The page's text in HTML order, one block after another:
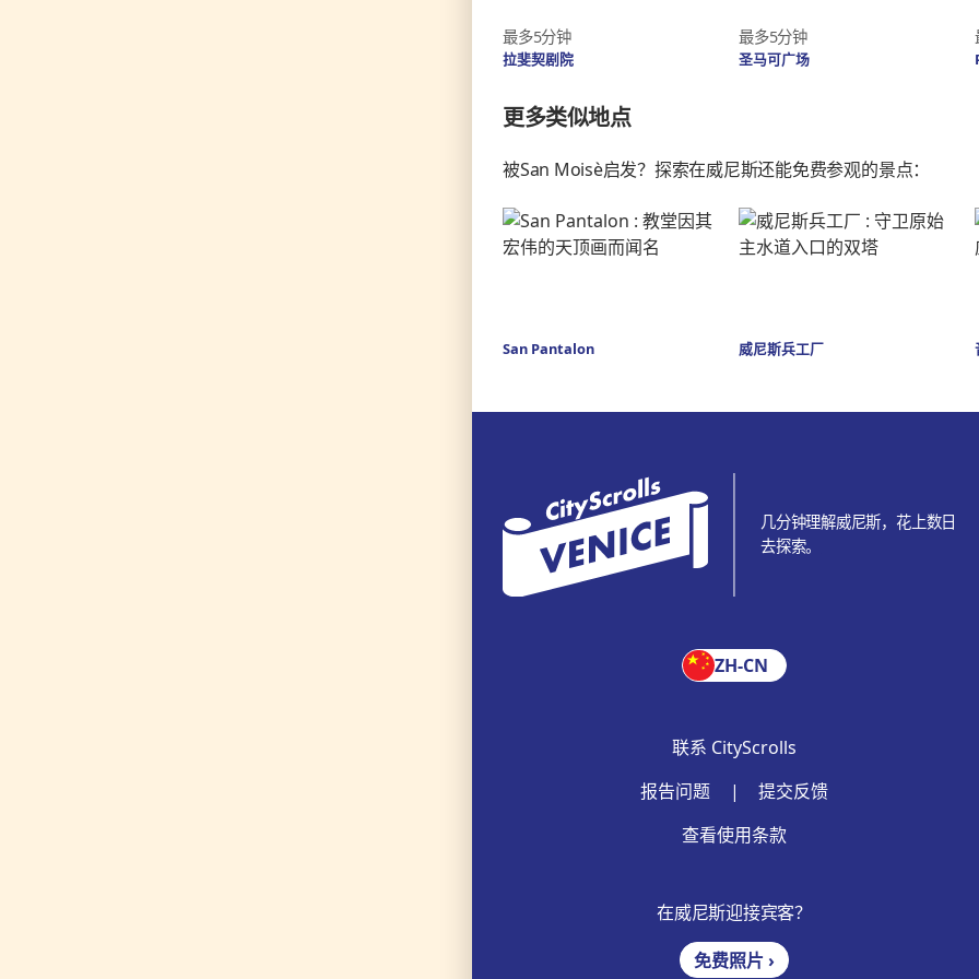
最多5分钟
拉斐契剧院
最多5分钟
圣马可广场
更多类似地点
被San Moisè启发？探索在威尼斯还能免费参观的景点：
San Pantalon 威尼斯兵工厂
几分钟理解威尼斯，花上数日
去探索。
ZH-CN
联系 CityScrolls
报告问题
|
提交反馈
查看使用条款
在威尼斯迎接宾客？
免费照片 ›